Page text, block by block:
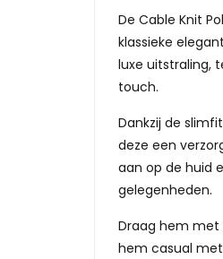
De Cable Knit
klassieke
luxe uitstraling,
touch.
Dankzij de
deze een
aan op de huid
gelegenheden.
Draag hem met
hem casual met